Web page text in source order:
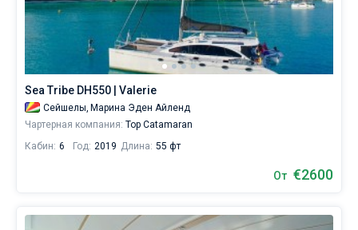
Sea Tribe DH550 | Valerie
Сейшелы, Марина Эден Айленд
Чартерная компания: Top Catamaran
Кабин: 6 Год: 2019 Длина: 55 фт
От €2600